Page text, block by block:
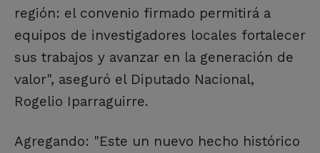
región: el convenio firmado permitirá a
equipos de investigadores locales fortalecer
sus trabajos y avanzar en la generación de
valor", aseguró el Diputado Nacional,
Rogelio Iparraguirre.
Agregando: "Este un nuevo hecho histórico